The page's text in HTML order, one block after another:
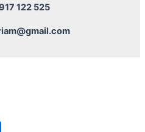
122 525